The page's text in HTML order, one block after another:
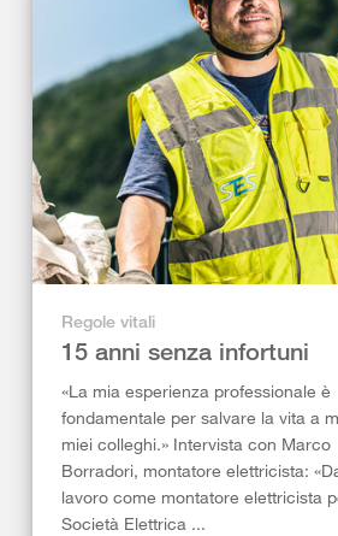
Regole vitali
15 anni senza infortuni
«La mia esperienza professionale è
fondamentale per salvare la vita a
miei colleghi.» Intervista con Marco
Borradori, montatore elettricista:
lavoro come montatore elettricista
Società Elettrica ...